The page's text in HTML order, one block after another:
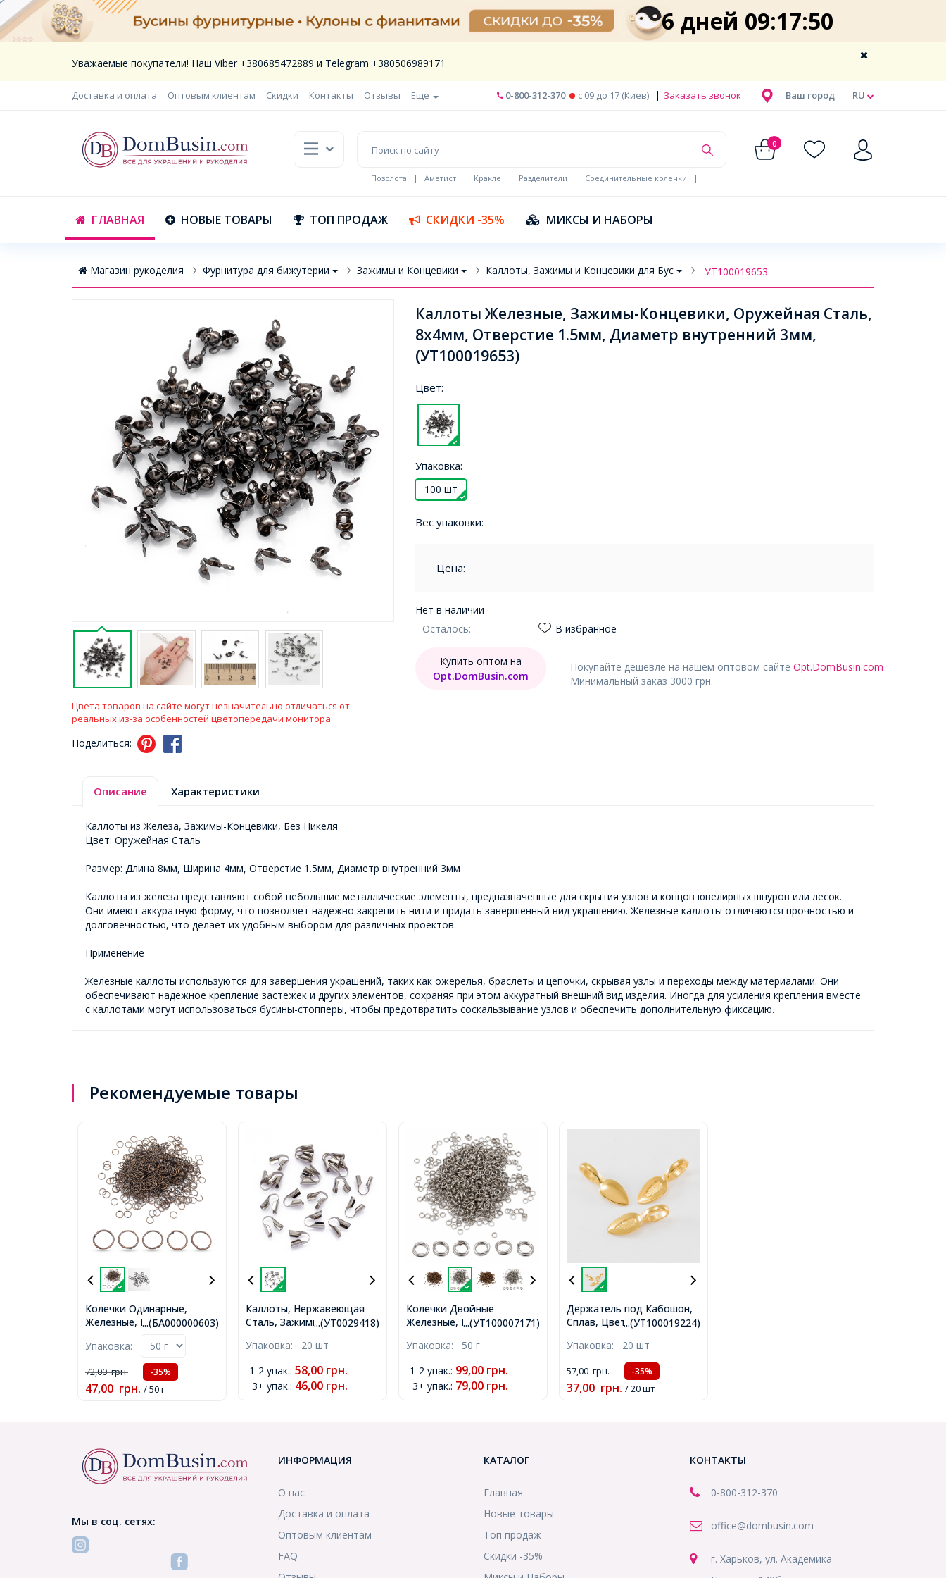
6 дней 09:17:50
Уважаемые покупатели! Наш Viber +380685472889 и Telegram +380506989171
Доставка и оплата Оптовым клиентам Скидки Контакты Отзывы Еще RU
Ваш город
0-800-312-370 c 09 до 17 (Киев) | Заказать звонок
0
Позолота | Аметист | Кракле | Разделители | Соединительные колечки
|
ГЛАВНАЯ НОВЫЕ ТОВАРЫ ТОП ПРОДАЖ СКИДКИ -35% МИКСЫ И НАБОРЫ
Магазин рукоделия Фурнитура для бижутерии Зажимы и Концевики Каллоты, Зажимы и Концевики для Бус УТ100019653
Цвета товаров на сайте могут незначительно отличаться от
реальных из-за особенностей цветопередачи монитора
Поделиться:
Каллоты Железные, Зажимы-Концевики, Оружейная Сталь,
8х4мм, Отверстие 1.5мм, Диаметр внутренний 3мм,
(УТ100019653)
Цвет:
Упаковка:
100 шт
Вес упаковки:
Цена:
Нет в наличии
Осталось:
В избранное
Покупайте дешевле на нашем оптовом сайте Opt.DomBusin.com
Минимальный заказ 3000 грн.
Купить оптом на
Opt.DomBusin.com
Описание Характеристики
Каллоты из Железа, Зажимы-Концевики, Без Никеля
Цвет: Оружейная Сталь
Размер: Длина 8мм, Ширина 4мм, Отверстие 1.5мм, Диаметр внутренний 3мм
Каллоты из железа представляют собой небольшие металлические элементы, предназначенные для скрытия узлов и концов ювелирных шнуров или лесок.
Они имеют аккуратную форму, что позволяет надежно закрепить нити и придать завершенный вид украшению. Железные каллоты отличаются прочностью и
долговечностью, что делает их удобным выбором для различных проектов.
Применение
Железные каллоты используются для завершения украшений, таких как ожерелья, браслеты и цепочки, скрывая узлы и переходы между материалами. Они
обеспечивают надежное крепление застежек и других элементов, сохраняя при этом аккуратный внешний вид изделия. Иногда для усиления крепления вместе
с каллотами могут использоваться бусины-стопперы, чтобы предотвратить соскальзывание узлов и обеспечить дополнительную фиксацию.
Рекомендуемые товары
...(БА000000603)
Колечки Одинарные,
Железные, Цвет: Медь,
Внутренний Диаметр
6,6мм, около 500шт/50г,
(БА000000603)
Упаковка:
72,00грн. -35%
47,00 грн. / 50 г
...(УТ0029418)
Каллоты, Нержавеющая
Сталь, Зажимы концевики,
4мм, (УТ0029418)
Упаковка: 20 шт
1-2 упак.: 58,00 грн.
3+ упак.: 46,00 грн.
...(УТ100007171)
Колечки Двойные
Железные, Платина,
Диаметр 2.6мм, около
Упаковка: 50 г
1-2 упак.: 99,00 грн.
3+ упак.: 79,00 грн.
...(УТ100019224)
Держатель под Кабошон,
Сплав, Цвет: Золото,
Отверстие 4х6мм,
(УТ100019224)
Упаковка: 20 шт
57,00грн. -35%
37,00 грн. / 20 шт
Мы в соц. сетях:
ИНФОРМАЦИЯ
О нас
Доставка и оплата
Оптовым клиентам
FAQ
КАТАЛОГ
Главная
Новые товары
Топ продаж
Скидки -35%
КОНТАКТЫ
0-800-312-370
office@dombusin.com
г. Харьков, ул. Академика